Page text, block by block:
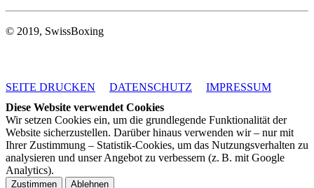
© 2019, SwissBoxing
SEITE DRUCKEN DATENSCHUTZ
IMPRESSUM
Diese Website verwendet Cookies
Wir setzen Cookies ein, um die grundlegende Funktionalität der
Website sicherzustellen. Darüber hinaus verwenden wir – nur mit
Ihrer Zustimmung – Statistik-Cookies, um das Nutzungsverhalten zu
analysieren und unser Angebot zu verbessern (z. B. mit Google
Analytics).
Zustimmen Ablehnen